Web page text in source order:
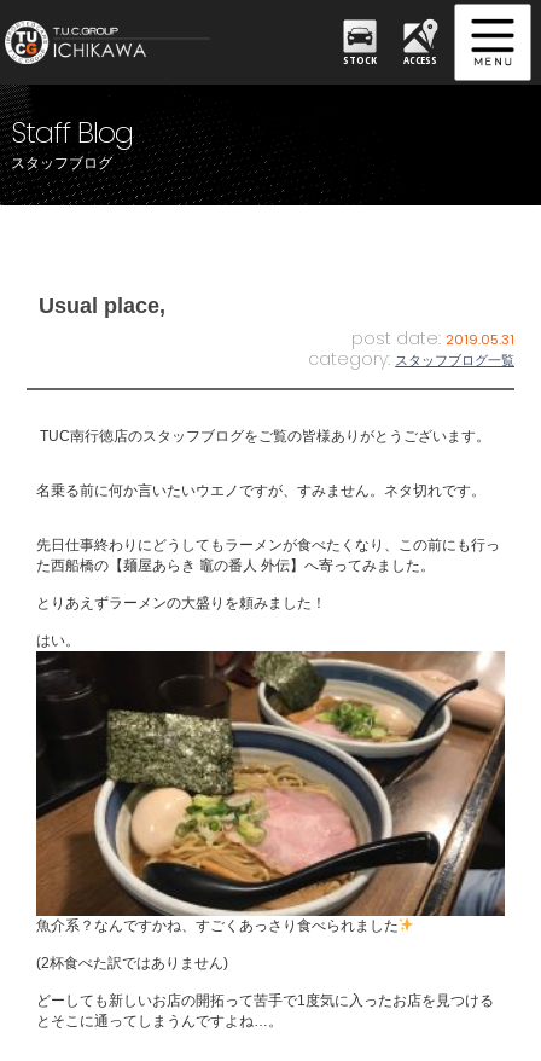
STOCK ACCESS
Staff Blog
スタッフブログ
Usual place,
post date: 2019.05.31
category: スタッフブログ一覧
TUC南行徳店のスタッフブログをご覧の皆様ありがとうございます。
名乗る前に何か言いたいウエノですが、すみません。ネタ切れです。
先日仕事終わりにどうしてもラーメンが食べたくなり、この前にも行っ
た西船橋の【麺屋あらき 竈の番人 外伝】へ寄ってみました。
とりあえずラーメンの大盛りを頼みました！
はい。
魚介系？なんですかね、すごくあっさり食べられました
(2杯食べた訳ではありません)
どーしても新しいお店の開拓って苦手で1度気に入ったお店を見つける
とそこに通ってしまうんですよね…。